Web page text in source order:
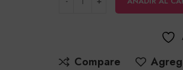
Compare